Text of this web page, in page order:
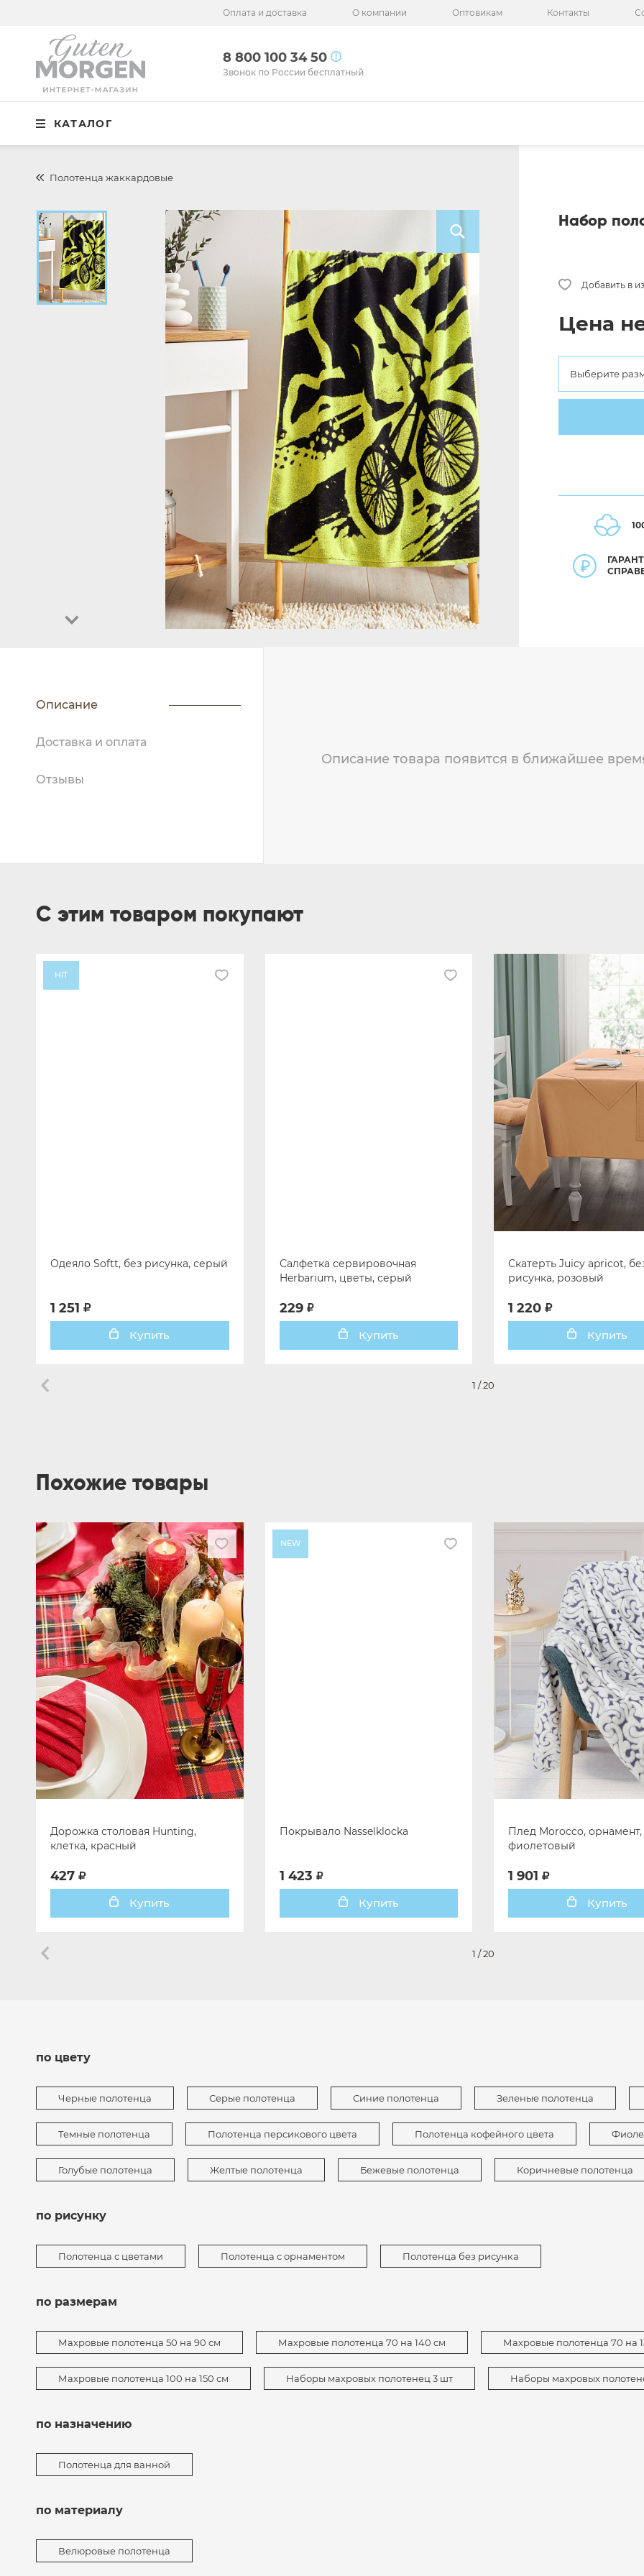
Оплата и доставка О компании Оптовикам Контакты
8 800 100 34 50
Звонок по России бесплатный
КАТАЛОГ
8 800 100 34 50
Звонок по России бесплатный
Спальня
Кухня
Ванная
Готовые решения
Распродажа
Полотенца жаккардовые
Набор
Цена
Выберите
Описание
Доставка и оплата
Отзывы
Описание товара появится в ближайшее
С этим товаром покупают
HIT
Одеяло Softt, без рисунка, серый
1 251
Купить
Салфетка сервировочная
Herbarium, цветы, серый
229
Купить
Скатерть Juicy apricot,
рисунка, розовый
1 220
Купить
1 /20
Похожие товары
Дорожка столовая Hunting,
клетка, красный
427
Купить
NEW
Покрывало Nasselklocka
1 423
Купить
Плед Morocco, орнамент,
фиолетовый
1 901
Купить
1 /20
по цвету
Черные полотенца Серые полотенца Синие полотенца Зеленые полотенца
Темные полотенца Полотенца персикового цвета Полотенца кофейного цвета
Голубые полотенца Желтые полотенца Бежевые полотенца Коричневые полотенца
по рисунку
Полотенца с цветами Полотенца с орнаментом Полотенца без рисунка
по размерам
Махровые полотенца 50 на 90 см Махровые полотенца 70 на 140 см Махровые полотенца 70 на
Махровые полотенца 100 на 150 см Наборы махровых полотенец 3 шт Наборы махровых
по назначению
Полотенца для ванной
по материалу
Велюровые полотенца